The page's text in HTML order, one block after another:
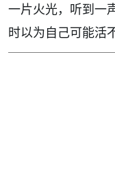
一片火光，听到一
时以为自己可能活